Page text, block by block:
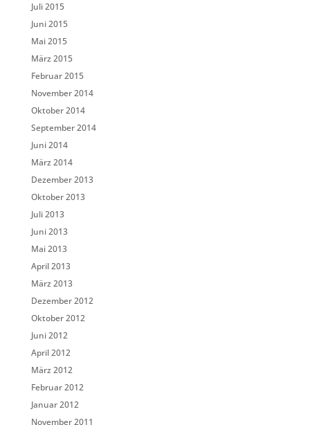
Juli 2015
Juni 2015
Mai 2015
März 2015
Februar 2015
November 2014
Oktober 2014
September 2014
Juni 2014
März 2014
Dezember 2013
Oktober 2013
Juli 2013
Juni 2013
Mai 2013
April 2013
März 2013
Dezember 2012
Oktober 2012
Juni 2012
April 2012
März 2012
Februar 2012
Januar 2012
November 2011